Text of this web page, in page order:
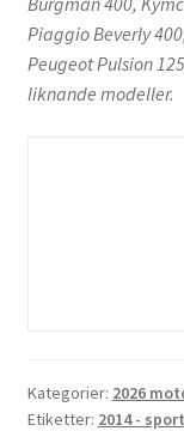
Piaggio Beverly
Peugeot Pulsion
liknande modeller.
Kategorier: 2026
Etiketter: 2014 -